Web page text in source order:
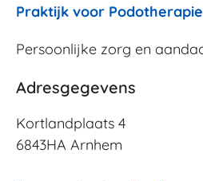
Praktijk voor
Persoonlijke zorg en
Adresgegevens
Kortlandplaats 4
6843HA Arnhem